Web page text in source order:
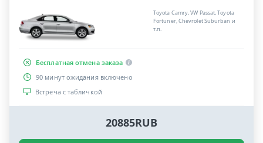
Toyota Camry, VW Passat, Toyota
Fortuner, Chevrolet Suburban и
т.п.
Бесплатная отмена заказа
90 минут ожидания включено
Встреча с табличкой
20885RUB